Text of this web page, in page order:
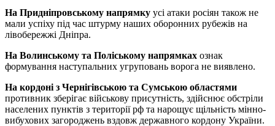
На Придніпровському напрямку усі атаки росіян також не
мали успіху під час штурму наших оборонних рубежів на
лівобережжі Дніпра.
На Волинському та Поліському напрямках ознак
формування наступальних угруповань ворога не виявлено.
На кордоні з Чернігівською та Сумською областями
противник зберігає військову присутність, здійснює обстріли
населених пунктів з території рф та нарощує щільність мінно-
вибухових загороджень вздовж державного кордону України.